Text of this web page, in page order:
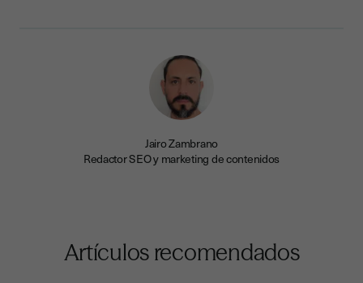
Jairo Zambrano
Redactor SEO y marketing de contenidos
Artículos recomendados